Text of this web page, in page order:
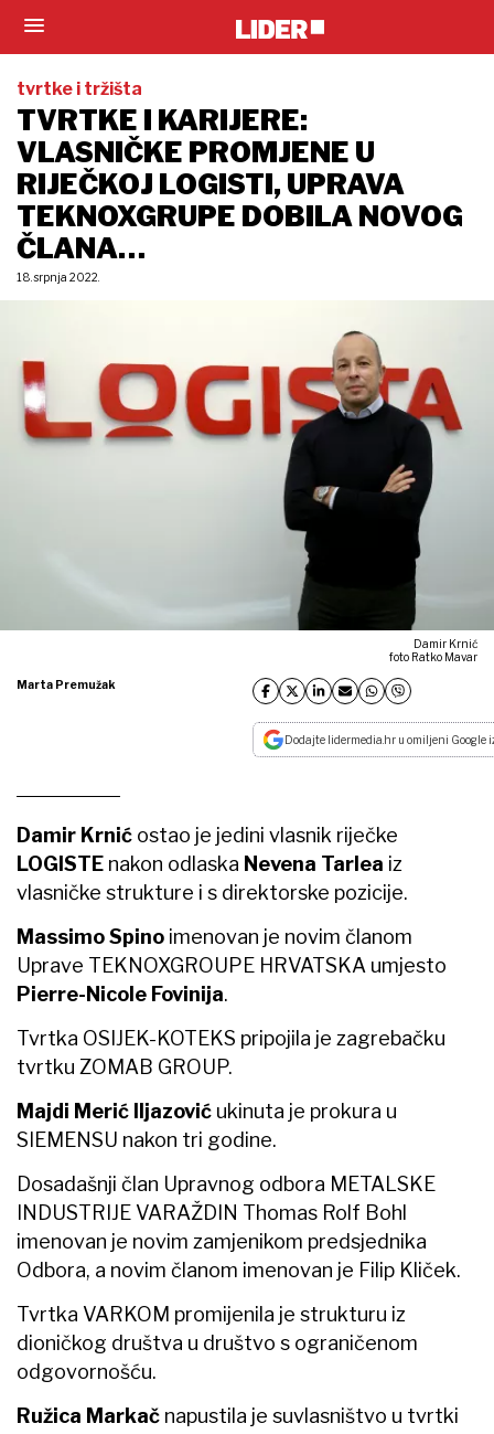
tvrtke i tržišta
TVRTKE I KARIJERE:
VLASNIČKE PROMJENE U
RIJEČKOJ LOGISTI, UPRAVA
TEKNOXGRUPE DOBILA NOVOG
ČLANA…
18. srpnja 2022.
Damir Krnić
foto Ratko Mavar
Marta Premužak
Dodajte lidermedia.hr u omiljeni Google
Damir Krnić ostao je jedini vlasnik riječke
LOGISTE nakon odlaska Nevena Tarlea iz
vlasničke strukture i s direktorske pozicije.
Massimo Spino imenovan je novim članom
Uprave TEKNOXGROUPE HRVATSKA umjesto
Pierre-Nicole Fovinija.
Tvrtka OSIJEK-KOTEKS pripojila je zagrebačku
tvrtku ZOMAB GROUP.
Majdi Merić Iljazović ukinuta je prokura u
SIEMENSU nakon tri godine.
Dosadašnji član Upravnog odbora METALSKE
INDUSTRIJE VARAŽDIN Thomas Rolf Bohl
imenovan je novim zamjenikom predsjednika
Odbora, a novim članom imenovan je Filip Kliček.
Tvrtka VARKOM promijenila je strukturu iz
dioničkog društva u društvo s ograničenom
odgovornošću.
Ružica Markač napustila je suvlasništvo u tvrtki